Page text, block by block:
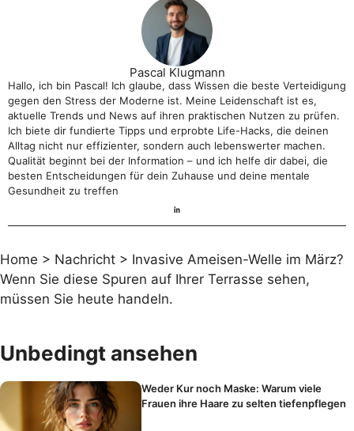
Pascal Klugmann
Hallo, ich bin Pascal! Ich glaube, dass Wissen die beste Verteidigung
gegen den Stress der Moderne ist. Meine Leidenschaft ist es,
aktuelle Trends und News auf ihren praktischen Nutzen zu prüfen.
Ich biete dir fundierte Tipps und erprobte Life-Hacks, die deinen
Alltag nicht nur effizienter, sondern auch lebenswerter machen.
Qualität beginnt bei der Information – und ich helfe dir dabei, die
besten Entscheidungen für dein Zuhause und deine mentale
Gesundheit zu treffen
Home > Nachricht > Invasive Ameisen-Welle im März?
Wenn Sie diese Spuren auf Ihrer Terrasse sehen,
müssen Sie heute handeln.
Unbedingt ansehen
Weder Kur noch Maske: Warum viele
Frauen ihre Haare zu selten tiefenpflegen